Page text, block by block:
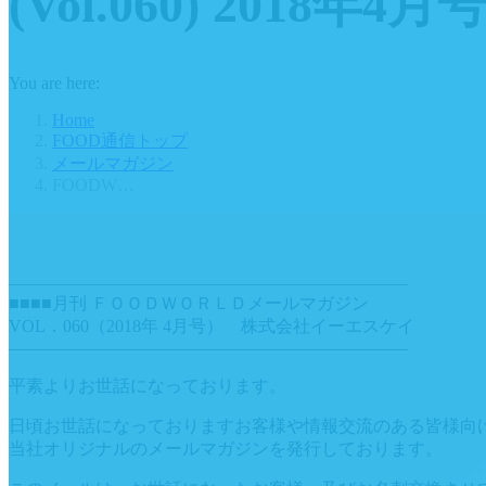
You are here:
Home
FOOD通信トップ
メールマガジン
■■■■月刊 ＦＯＯＤＷＯＲＬＤメールマガジン
VOL．060（2018年 4月号） 株式会社イーエスケイ
平素よりお世話になっております。
日頃お世話になっておりますお客様や情報交流のある皆様向
当社オリジナルのメールマガジンを発行しております。